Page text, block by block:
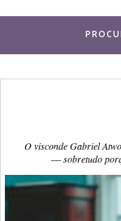
O visconde Gabriel
― sobretudo